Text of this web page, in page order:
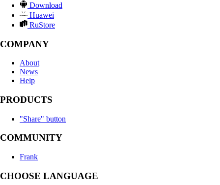
Download
Huawei
RuStore
COMPANY
About
News
Help
PRODUCTS
"Share" button
COMMUNITY
Frank
CHOOSE LANGUAGE